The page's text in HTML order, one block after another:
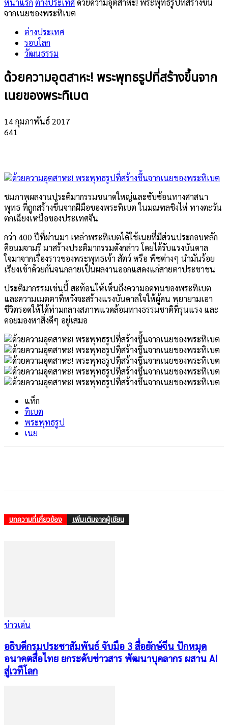
หน้าแรก ต่างประเทศด้วยความอุตสาหะ! พระพุทธรูปที่สร้างขึ้น
จากเนยของพระทิเบต
ต่างประเทศ
รอบโลก
วัฒนธรรม
ด้วยความอุตสาหะ! พระพุทธรูปที่สร้างขึ้นจาก
เนยของพระทิเบต
14 กุมภาพันธ์ 2017
641
ชมภาพผลงานประติมากรรมขนาดใหญ่และซับซ้อนทางศาสนา
พุทธ ที่ถูกสร้างขึ้นจากฝีมือของพระทิเบต ในมณฑลชิงไห่ ทางตะวัน
ตกเฉียงเหนือของประเทศจีน
กว่า 400 ปีที่ผ่านมา เหล่าพระทิเบตได้ใช้เนยที่มีส่วนประกอบหลัก
คือนมจามรี มาสร้างประติมากรรมดังกล่าว โดยได้รับแรงบันดาล
ใจมาจากเรื่องราวของพระพุทธเจ้า สัตว์ หรือ พืชต่างๆ นำมันร้อย
เรียงเข้าด้วยกันจนกลายเป็นผลงานออกแสดงแก่สายตาประชาชน
ประติมากรรมเช่นนี้ สะท้อนให้เห็นถึงความอดทนของพระทิเบต
และความเมตตาที่หวังจะสร้างแรงบันดาลใจให้ผู้คน พยายามเอา
ชีวิตรอดให้ได้ท่ามกลางสภาพแวดล้อมทางธรรมชาติที่รุนแรง และ
คอยมองหาสิ่งดีๆ อยู่เสมอ
แท็ก
ทิเบต
พระพุทธรูป
เนย
บทความที่เกี่ยวข้อง เพิ่มเติมจากผู้เขียน
ข่าวเด่น
อธิบดีกรมประชาสัมพันธ์ จับมือ 3 สื่อยักษ์จีน ปักหมุด
อนาคตสื่อไทย ยกระดับข่าวสาร พัฒนาบุคลากร ผสาน AI
สู่เวทีโลก